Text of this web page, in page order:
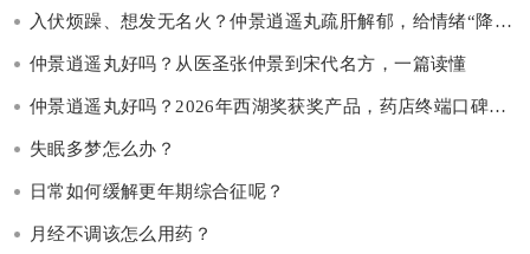
入伏烦躁、想发无名火？仲景逍遥丸疏肝解郁，给情绪“降降火”
仲景逍遥丸好吗？从医圣张仲景到宋代名方，一篇读懂
仲景逍遥丸好吗？2026年西湖奖获奖产品，药店终端口碑之选
失眠多梦怎么办？
日常如何缓解更年期综合征呢？
月经不调该怎么用药？